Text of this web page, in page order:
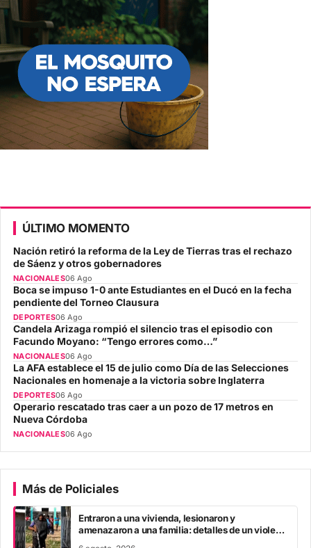
ÚLTIMO MOMENTO
Nación retiró la reforma de la Ley de Tierras tras el rechazo
de Sáenz y otros gobernadores
NACIONALES06 Ago
Boca se impuso 1-0 ante Estudiantes en el Ducó en la fecha
pendiente del Torneo Clausura
DEPORTES06 Ago
Candela Arizaga rompió el silencio tras el episodio con
Facundo Moyano: “Tengo errores como…”
NACIONALES06 Ago
La AFA establece el 15 de julio como Día de las Selecciones
Nacionales en homenaje a la victoria sobre Inglaterra
DEPORTES06 Ago
Operario rescatado tras caer a un pozo de 17 metros en
Nueva Córdoba
NACIONALES06 Ago
Más de Policiales
Entraron a una vivienda, lesionaron y
amenazaron a una familia: detalles de un violento